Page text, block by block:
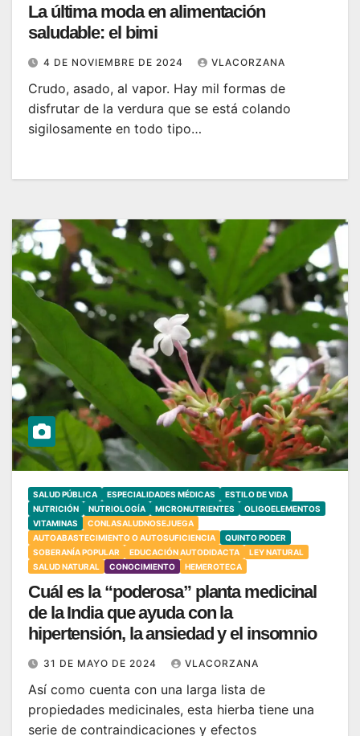
La última moda en alimentación
saludable: el bimi
4 DE NOVIEMBRE DE 2024 VLACORZANA
Crudo, asado, al vapor. Hay mil formas de
disfrutar de la verdura que se está colando
sigilosamente en todo tipo…
SALUD PÚBLICA ESPECIALIDADES MÉDICAS
ESTILO DE VIDA
NUTRICIÓN
NUTRIOLOGÍA MICRONUTRIENTES
OLIGOELEMENTOS
VITAMINAS
CONLASALUDNOSEJUEGA
AUTOABASTECIMIENTO O AUTOSUFICIENCIA
QUINTO PODER
SOBERANÍA POPULAR
EDUCACIÓN AUTODIDACTA
LEY NATURAL
SALUD NATURAL
CONOCIMIENTO HEMEROTECA
Cuál es la “poderosa” planta medicinal
de la India que ayuda con la
hipertensión, la ansiedad y el insomnio
31 DE MAYO DE 2024 VLACORZANA
Así como cuenta con una larga lista de
propiedades medicinales, esta hierba tiene una
serie de contraindicaciones y efectos